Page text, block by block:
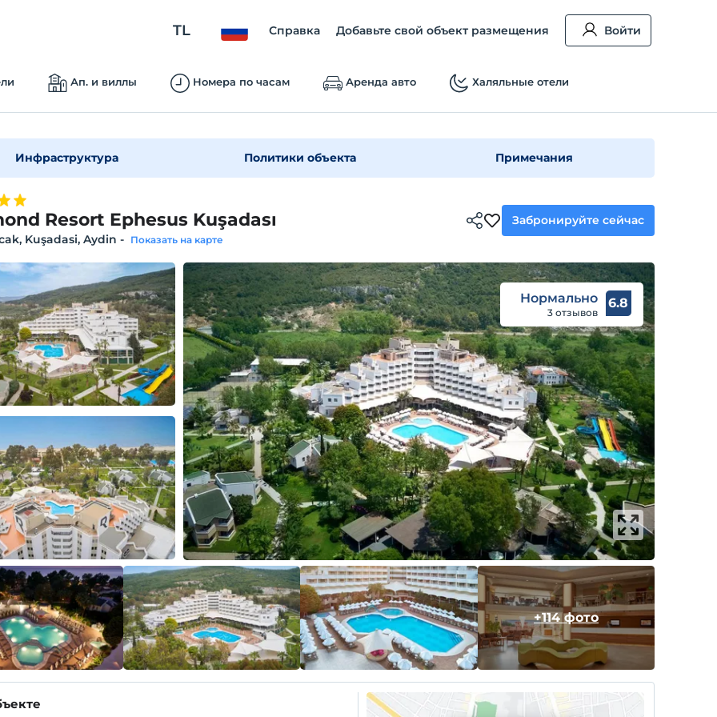
TL Справка Добавьте свой объект размещения Войти
Ап. и виллы Номера по часам Аренда авто Халяльные отели
Инфраструктура Политики объекта Примечания
Resort Ephesus Kuşadası
Kuşadasi, Aydin - Показать на карте
Забронируйте сейчас
Нормально
3 отзывов
6.8
+114 фото